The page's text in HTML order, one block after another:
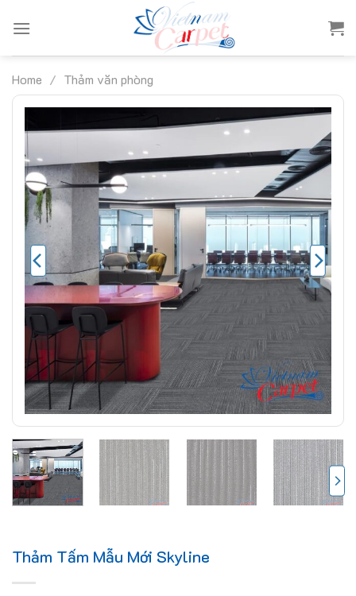
Home / Thảm văn phòng
Thảm Tấm Mẫu Mới Skyline